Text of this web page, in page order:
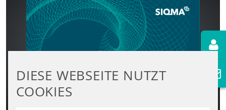
DIESE WEBSEITE NUTZT
COOKIES